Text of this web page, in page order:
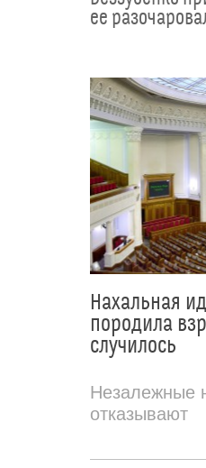
ее
Нахальная
породила
случилось
Незалежные
отказывают